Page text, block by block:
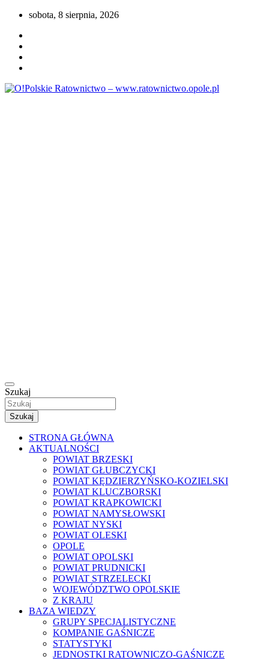
Przejdź
treści
sobota, 8 sierpnia, 2026
Szukaj
Szukaj
STRONA GŁÓWNA
AKTUALNOŚCI
POWIAT BRZESKI
POWIAT GŁUBCZYCKI
POWIAT KĘDZIERZYŃSKO-KOZIELSKI
POWIAT KLUCZBORSKI
POWIAT KRAPKOWICKI
POWIAT NAMYSŁOWSKI
POWIAT NYSKI
POWIAT OLESKI
OPOLE
POWIAT OPOLSKI
POWIAT PRUDNICKI
POWIAT STRZELECKI
WOJEWÓDZTWO OPOLSKIE
Z KRAJU
BAZA WIEDZY
GRUPY SPECJALISTYCZNE
KOMPANIE GAŚNICZE
STATYSTYKI
JEDNOSTKI RATOWNICZO-GAŚNICZE